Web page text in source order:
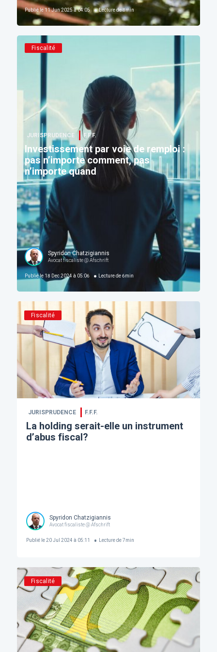
Publié le 11 Jun 2025 à 04:05 Lecture de8min
Fiscalité
JURISPRUDENCE F.F.F.
Investissement par voie de remploi :
pas n’importe comment, pas
n’importe quand
Spyridon Chatzigiannis
Avocat fiscaliste @ Afschrift
Publié le 18 Dec 2024 à 05:06 Lecture de 6min
Fiscalité
JURISPRUDENCE F.F.F.
La holding serait-elle un instrument
d’abus fiscal?
Spyridon Chatzigiannis
Avocat fiscaliste @ Afschrift
Publié le20 Jul 2024 à 05:11 Lecture de7min
Fiscalité